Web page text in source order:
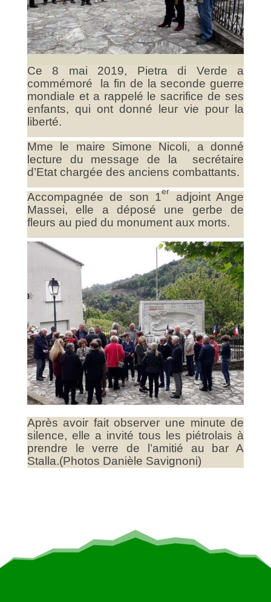
Ce 8 mai 2019, Pietra di Verde a
commémoré la fin de la seconde guerre
mondiale et a rappelé le sacrifice de ses
enfants, qui ont donné leur vie pour la
liberté.
Mme le maire Simone Nicoli, a donné
lecture du message de la secrétaire
d’Etat chargée des anciens combattants.
Accompagnée de son 1er
adjoint Ange
Massei, elle a déposé une gerbe de
fleurs au pied du monument aux morts.
Après avoir fait observer une minute de
silence, elle a invité tous les piétrolais à
prendre le verre de l’amitié au bar A
Stalla.(Photos Danièle Savignoni)